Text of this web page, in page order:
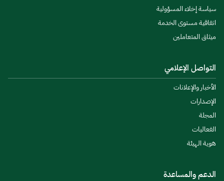
سياسة إخلاء المسؤولية
اتفاقية مستوى الخدمة
ميثاق المتعاملين
التواصل الإعلامي
الأخبار والإعلانات
الإصدارات
المجلة
الفعاليات
هوية الهيئة
الدعم والمساعدة